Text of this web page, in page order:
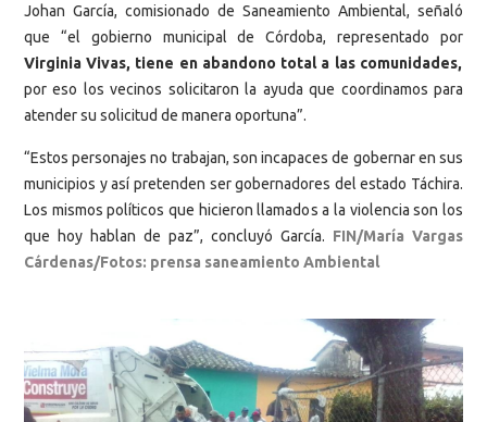
Johan García, comisionado de Saneamiento Ambiental, señaló
que “el gobierno municipal de Córdoba, representado por
Virginia Vivas, tiene en abandono total a las comunidades,
por eso los vecinos solicitaron la ayuda que coordinamos para
atender su solicitud de manera oportuna”.
“Estos personajes no trabajan, son incapaces de gobernar en sus
municipios y así pretenden ser gobernadores del estado Táchira.
Los mismos políticos que hicieron llamados a la violencia son los
que hoy hablan de paz”, concluyó García. FIN/María Vargas
Cárdenas/Fotos: prensa saneamiento Ambiental